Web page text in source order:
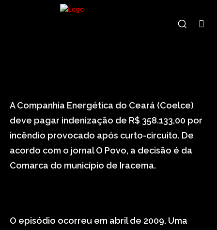
indenização
A Companhia Energética do Ceará (Coelce)
deve pagar indenização de R$ 358.133,00 por
incêndio provocado após curto-circuito. De
acordo com o jornal O Povo, a decisão é da
Comarca do município de Iracema.
O episódio ocorreu em abril de 2009. Uma